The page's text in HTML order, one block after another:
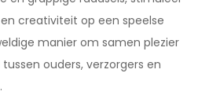
creativiteit op een speelse
manier om samen plezier
ouders, verzorgers en